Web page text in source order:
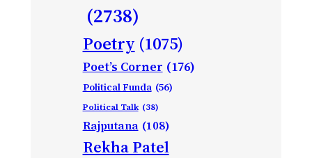
(2738)
Poetry (1075)
Poet’s Corner (176)
Political Funda (56)
Political Talk (38)
Rajputana (108)
Rekha Patel